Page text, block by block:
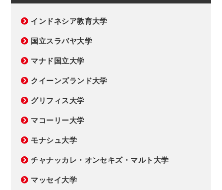
インドネシア教育大学
国立スラバヤ大学
マナド国立大学
クイーンズランド大学
グリフィス大学
マコーリー大学
モナシュ大学
チャナッカレ・オンセキズ・マルト大学
マッセイ大学